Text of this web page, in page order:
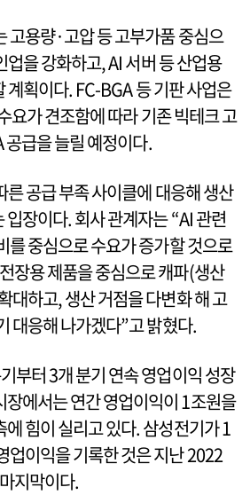
고용량·고압 등 고부가품 중심으
업을 강화하고, AI 서버 등 산업용
계획이다. FC-BGA 등 기판 사업은
요가 견조함에 따라 기존 빅테크 고
급을 늘릴 예정이다.
른 공급 부족 사이클에 대응해 생산
장이다. 회사 관계자는 “AI 관련
를 중심으로 수요가 증가할 것으로
장용 제품을 중심으로 캐파(생산
대하고, 생산 거점을 다변화 해 고
대응해 나가겠다”고 밝혔다.
부터 3개 분기 연속 영업이익 성장
장에서는 연간 영업이익이 1조원을
힘이 실리고 있다. 삼성전기가 1
업이익을 기록한 것은 지난 2022
지막이다.